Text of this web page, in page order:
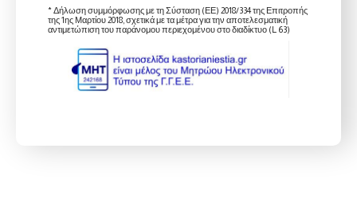
* Δήλωση συμμόρφωσης με τη Σύσταση (ΕΕ) 2018/334 της Επιτροπής
της 1ης Μαρτίου 2018, σχετικά με τα μέτρα για την αποτελεσματική
αντιμετώπιση του παράνομου περιεχομένου στο διαδίκτυο (L 63)